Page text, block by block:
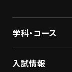
学科・コース
入試情報